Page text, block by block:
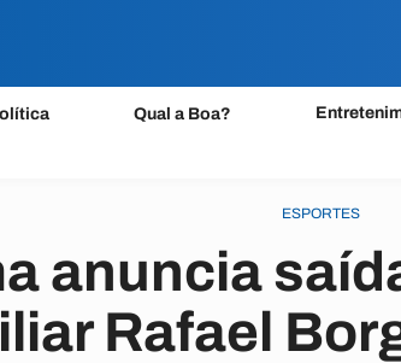
Qual a Boa?
ESPORTES
anuncia
Rafael